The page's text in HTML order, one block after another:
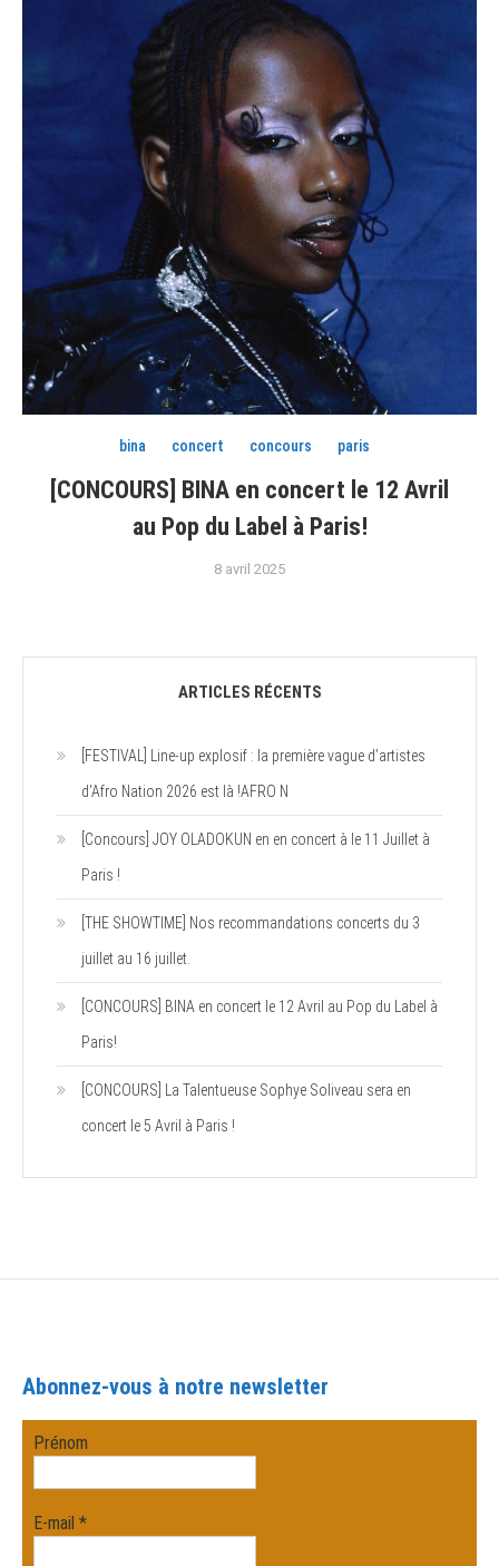
bina concert concours paris
[CONCOURS] BINA en concert le 12 Avril
au Pop du Label à Paris!
8 avril 2025
ARTICLES RÉCENTS
[FESTIVAL] Line-up explosif : la première vague d’artistes
d’Afro Nation 2026 est là !AFRO N
[Concours] JOY OLADOKUN en en concert à le 11 Juillet à
Paris !
[THE SHOWTIME] Nos recommandations concerts du 3
juillet au 16 juillet.
[CONCOURS] BINA en concert le 12 Avril au Pop du Label à
Paris!
[CONCOURS] La Talentueuse Sophye Soliveau sera en
concert le 5 Avril à Paris !
Abonnez-vous à notre newsletter
Prénom
E-mail*